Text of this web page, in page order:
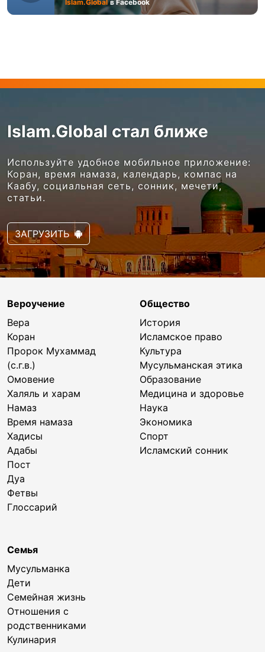
Islam.Global в Facebook
Islam.Global стал ближе
Используйте удобное мобильное приложение:
Коран, время намаза, календарь, компас на
Каабу, социальная сеть, сонник, мечети,
статьи.
ЗАГРУЗИТЬ
Вероучение
Вера
Коран
Пророк Мухаммад
(с.г.в.)
Омовение
Халяль и харам
Намаз
Время намаза
Хадисы
Адабы
Пост
Дуа
Фетвы
Глоссарий
Общество
История
Исламское право
Культура
Мусульманская этика
Образование
Медицина и здоровье
Наука
Экономика
Спорт
Исламский сонник
Семья
Мусульманка
Дети
Семейная жизнь
Отношения с
родственниками
Кулинария